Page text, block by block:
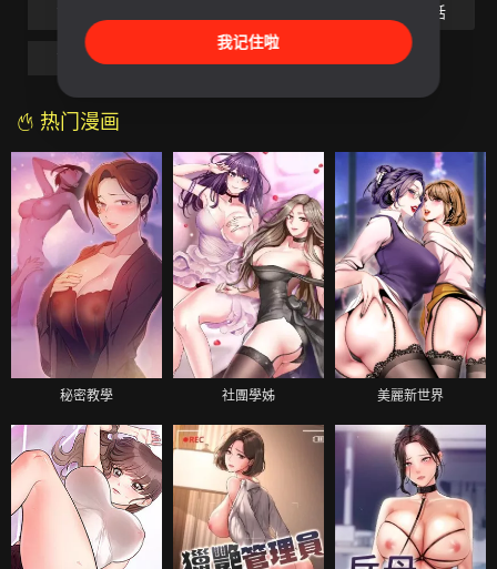
第44話
第45話
热门漫画
秘密教學 社團學姊 美麗新世界
我记住啦